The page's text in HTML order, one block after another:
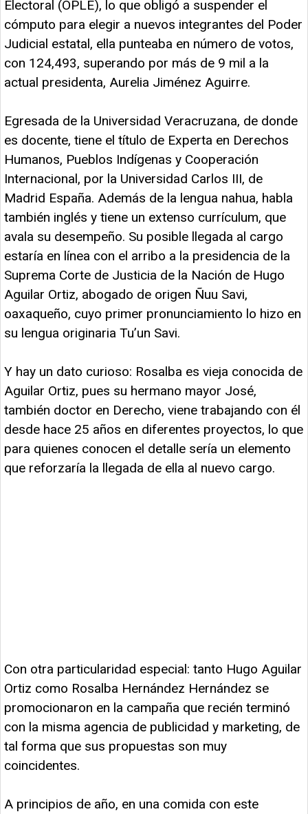
Electoral (OPLE), lo que obligó a suspender el
cómputo para elegir a nuevos integrantes del Poder
Judicial estatal, ella punteaba en número de votos,
con 124,493, superando por más de 9 mil a la
actual presidenta, Aurelia Jiménez Aguirre.
Egresada de la Universidad Veracruzana, de donde
es docente, tiene el título de Experta en Derechos
Humanos, Pueblos Indígenas y Cooperación
Internacional, por la Universidad Carlos III, de
Madrid España. Además de la lengua nahua, habla
también inglés y tiene un extenso currículum, que
avala su desempeño. Su posible llegada al cargo
estaría en línea con el arribo a la presidencia de la
Suprema Corte de Justicia de la Nación de Hugo
Aguilar Ortiz, abogado de origen Ñuu Savi,
oaxaqueño, cuyo primer pronunciamiento lo hizo en
su lengua originaria Tu’un Savi.
Y hay un dato curioso: Rosalba es vieja conocida de
Aguilar Ortiz, pues su hermano mayor José,
también doctor en Derecho, viene trabajando con él
desde hace 25 años en diferentes proyectos, lo que
para quienes conocen el detalle sería un elemento
que reforzaría la llegada de ella al nuevo cargo.
Con otra particularidad especial: tanto Hugo Aguilar
Ortiz como Rosalba Hernández Hernández se
promocionaron en la campaña que recién terminó
con la misma agencia de publicidad y marketing, de
tal forma que sus propuestas son muy
coincidentes.
A principios de año, en una comida con este